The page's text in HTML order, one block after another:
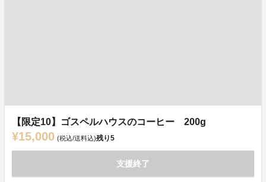
【限定10】ゴスペルハウスのコーヒー 200g
¥15,000 (税込/送料込)残り5
支援終了